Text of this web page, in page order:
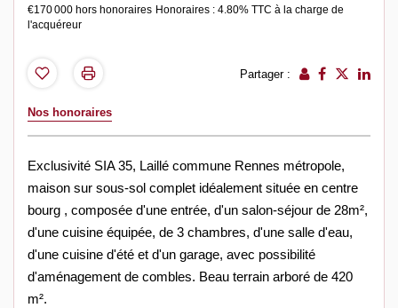
€170 000 hors honoraires Honoraires : 4.80% TTC à la charge de
l'acquéreur
Partager :
Nos honoraires
Exclusivité SIA 35, Laillé commune Rennes métropole,
maison sur sous-sol complet idéalement située en centre
bourg , composée d'une entrée, d'un salon-séjour de 28m²,
d'une cuisine équipée, de 3 chambres, d'une salle d'eau,
d'une cuisine d'été et d'un garage, avec possibilité
d'aménagement de combles. Beau terrain arboré de 420
m².